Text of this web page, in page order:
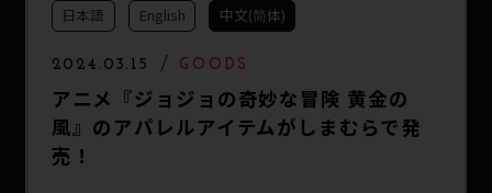
COMICS
日本語 English 中文(简体)
2024.03.15 GOODS
アニメ『ジョジョの奇妙な冒険 黄金の
風』のアパレルアイテムがしまむらで発
売！